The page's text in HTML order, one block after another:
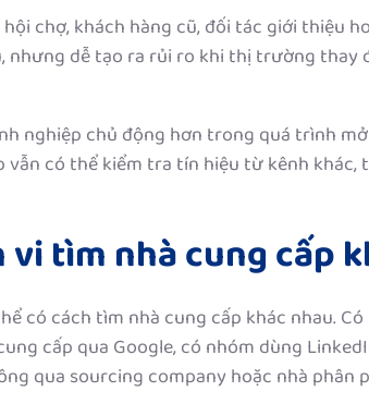
chợ, khách hàng cũ, đối tác giới thiệu
nhưng dễ tạo ra rủi ro khi thị trường thay
nghiệp chủ động hơn trong quá trình
có thể kiểm tra tín hiệu từ kênh khác,
tìm nhà cung cấp
có cách tìm nhà cung cấp khác nhau.
cấp qua Google, có nhóm dùng
qua sourcing company hoặc nhà phân